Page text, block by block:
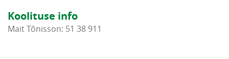
Koolituse info
Mait Tõnisson: 51 38 911